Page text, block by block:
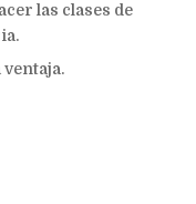
las clases de
ventaja.